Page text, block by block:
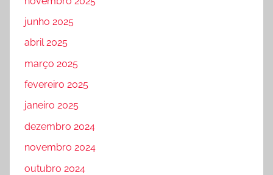
junho 2025
abril 2025
março 2025
fevereiro 2025
janeiro 2025
dezembro 2024
novembro 2024
outubro 2024